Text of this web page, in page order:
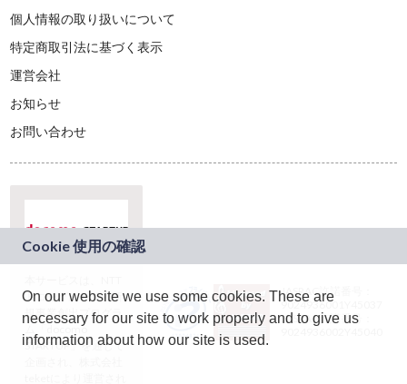
個人情報の取り扱いについて
特定商取引法に基づく表示
運営会社
お知らせ
お問い合わせ
ドコモグループの新
規事業創出プログラ
ム「docomo
STARTUP」を通じて
JASRAC許諾番号：
9024936001Y45037
JASRAC許諾番号：
On our website we use some cookies. These are
necessary for our site to work properly and to give us
information about how our site is used.